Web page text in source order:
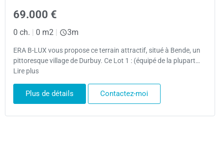
69.000 €
0 ch. | 0 m2 | 3m
ERA B-LUX vous propose ce terrain attractif, situé à Bende, un
pittoresque village de Durbuy. Ce Lot 1 : (équipé de la plupart…
Lire plus
Plus de détails Contactez-moi